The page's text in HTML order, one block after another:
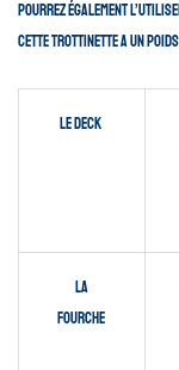
pourrez également
Cette trottinette a un poids
Le deck
La
Fourche